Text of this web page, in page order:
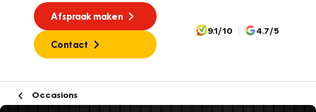
Afspraak maken
Contact
9.1/10 4.7/5
Occasions